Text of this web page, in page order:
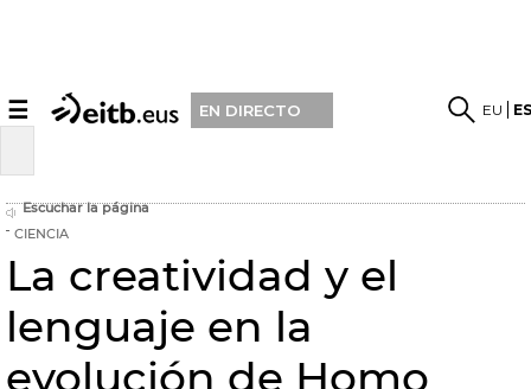
☰ EN DIRECTO EU
Escuchar la página
CIENCIA
La creatividad y el
lenguaje en la
evolución de Homo